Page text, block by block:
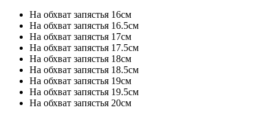
На обхват запястья 16см
На обхват запястья 16.5см
На обхват запястья 17см
На обхват запястья 17.5см
На обхват запястья 18см
На обхват запястья 18.5см
На обхват запястья 19см
На обхват запястья 19.5см
На обхват запястья 20см